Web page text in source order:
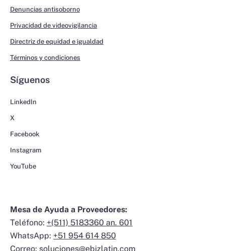
Denuncias antisoborno
Privacidad de videovigilancia
Directriz de equidad e igualdad
Términos y condiciones
Síguenos
LinkedIn
X
Facebook
Instagram
YouTube
Mesa de Ayuda a Proveedores:
Teléfono: +(511) 5183360 an. 601
WhatsApp: +51 954 614 850
Correo: soluciones@ebizlatin.com